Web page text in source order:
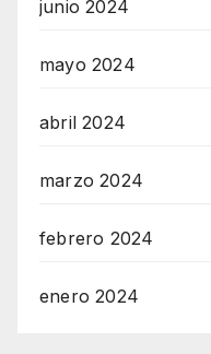
junio 2024
mayo 2024
abril 2024
marzo 2024
febrero 2024
enero 2024